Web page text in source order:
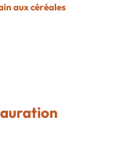
aux céréales